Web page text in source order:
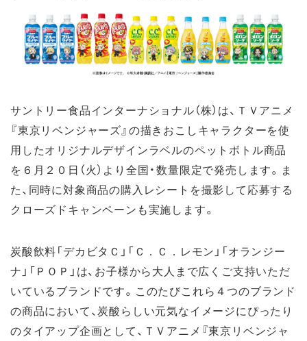
サントリー食品インターナショナル（株）は、ＴＶアニメ
『東京リベンジャーズ』の描きおこしキャラクターを使
用したオリジナルデザインラベルのペットボトル商品
を６月２０日（火）より全国・数量限定で発売します。ま
た、同時に対象商品の購入レシートを撮影して応募する
クローズドキャンペーンも実施します。
炭酸飲料「デカビタＣ」「Ｃ．Ｃ．レモン」「オランジー
ナ」「ＰＯＰ」は、お子様から大人まで広くご支持いただ
いているブランドです。このたびこれら４つのブランド
の商品において、炭酸らしい元気なイメージにぴったり
のタイアップ企画として、ＴＶアニメ『東京リベンジャ